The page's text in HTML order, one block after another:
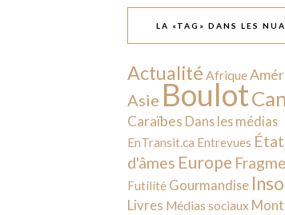
LA «TAG» DANS LES
Actualité Afrique
Asie Boulot
Caraïbes Dans les médias
EnTransit.ca Entrevues
d'âmes Europe
Futilité Gourmandise
Livres Médias sociaux